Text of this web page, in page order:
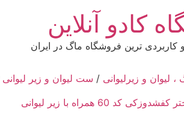
کادو آنلاین
ترین فروشگاه ماگ در ایران
، لیوان و زیرلیوانی / ست لیوان و زیر لیوانی